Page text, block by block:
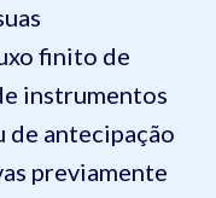
finito de
instrumentos
antecipação
previamente